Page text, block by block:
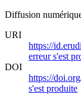
Diffusion
URI
https://
erreur s'est
DOI
https://
s'est produite